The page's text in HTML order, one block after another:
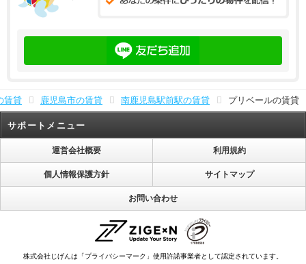
賃貸 鹿児島市の賃貸 南鹿児島駅前駅の賃貸 プリベールの賃貸
サポートメニュー
運営会社概要 利用規約
個人情報保護方針 サイトマップ
お問い合わせ
株式会社じげんは「プライバシーマーク」使用許諾事業者として認定されています。